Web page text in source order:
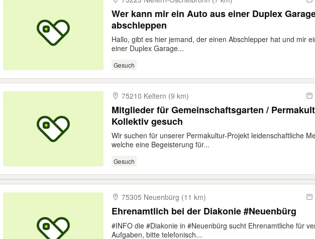
Wer kann mir ein Auto aus einer Duplex
abschleppen
Hallo, gibt es hier jemand, der einen Abschlepper hat und mir
einer Duplex Garage...
Gesuch
75210 Keltern (9 km)
Mitglieder für Gemeinschaftsgarten /
Kollektiv gesuch
Wir suchen für unserer Permakultur-Projekt leidenschaftliche
welche eine Begeisterung für...
Gesuch
75305 Neuenbürg (11 km)
Ehrenamtlich bei der Diakonie #Neuenbürg
#INFO die #Diakonie in #Neuenbürg sucht Ehrenamtliche für
Aufgaben, bitte telefonisch...